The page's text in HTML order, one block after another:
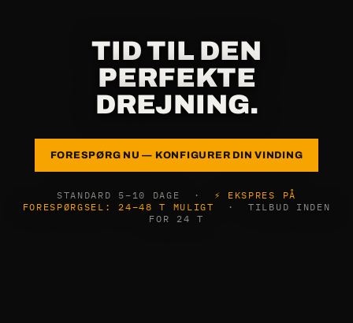
TID TIL DEN
PERFEKTE
DREJNING.
FORESPØRG NU — KONFIGURER DIN VINDING
STANDARD 5–10 DAGE · ⚡ EKSPRES PÅ
FORESPØRGSEL: 24–48 T MULIGT
· TILBUD INDEN
FOR 24 T